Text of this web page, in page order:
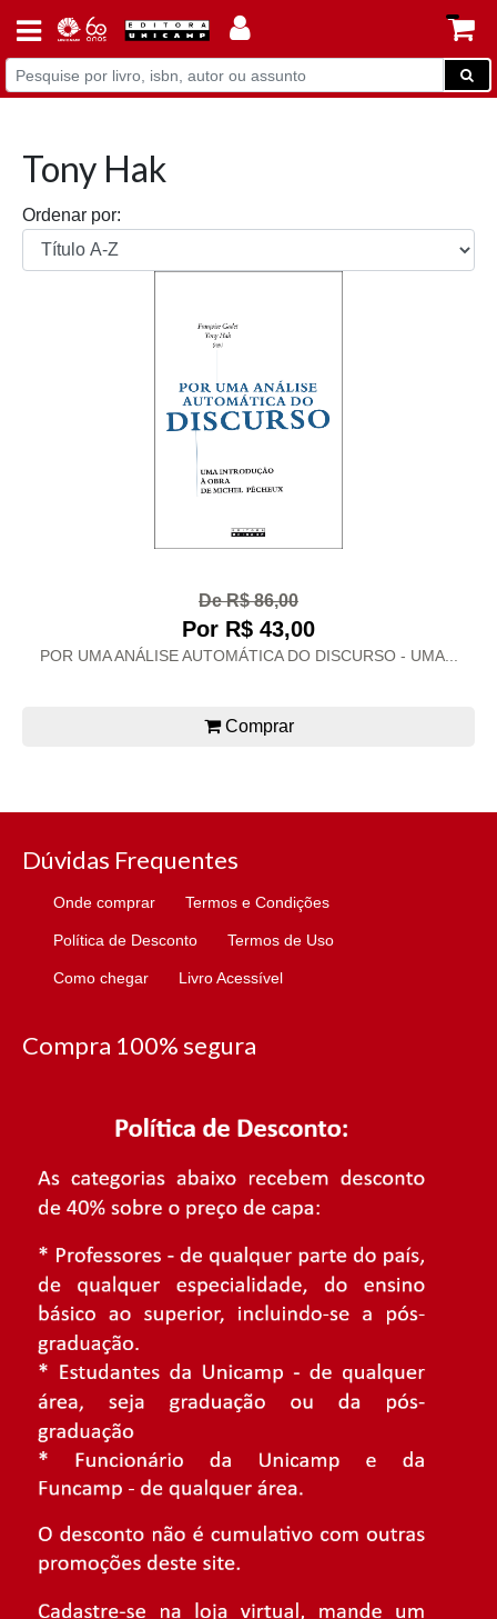
Tony Hak
Ordenar por:
De R$ 86,00
Por R$ 43,00
POR UMA ANÁLISE AUTOMÁTICA DO DISCURSO - UMA...
Comprar
Dúvidas Frequentes
Onde comprar Termos e Condições
Política de Desconto Termos de Uso
Como chegar Livro Acessível
Compra 100% segura